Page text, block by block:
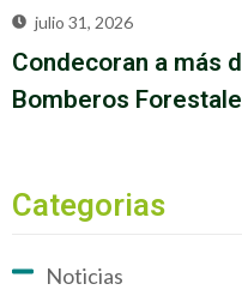
julio 31, 2026
Condecoran a más
Bomberos
Categorias
Noticias